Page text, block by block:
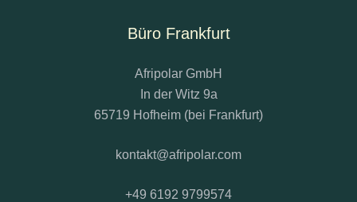
Büro Frankfurt
Afripolar GmbH
In der Witz 9a
65719 Hofheim (bei Frankfurt)
kontakt@afripolar.com
+49 6192 9799574